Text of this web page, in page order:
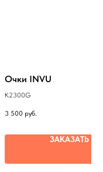
Очки INVU
K2300G
3 500 руб.
ЗАКАЗАТЬ